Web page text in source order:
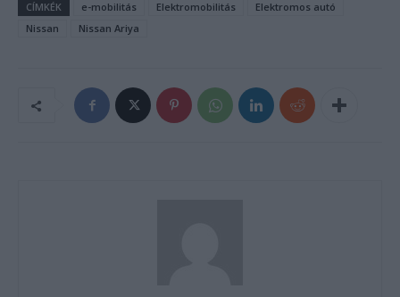
CÍMKÉK e-mobilitás Elektromobilitás
Elektromos autó
Nissan
Nissan Ariya